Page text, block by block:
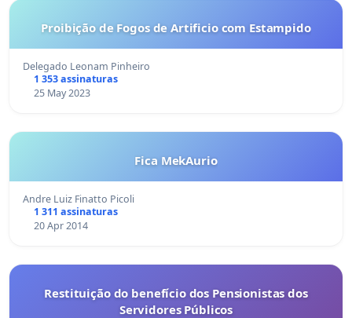
Proibição de Fogos de Artificio com Estampido
Delegado Leonam Pinheiro
1 353 assinaturas
25 May 2023
Fica MekAurio
Andre Luiz Finatto Picoli
1 311 assinaturas
20 Apr 2014
Restituição do benefício dos Pensionistas dos
Servidores Públicos